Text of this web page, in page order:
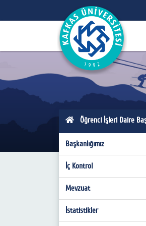
Öğrenci İşleri Daire
Başkanlığımız
Hakkımızda
Misyon - Vizyon
Yönetim
İç Kontrol
Organizasyon Şeması
Görev Tanımları
Mevzuat
Kanunlar
İstatistikler